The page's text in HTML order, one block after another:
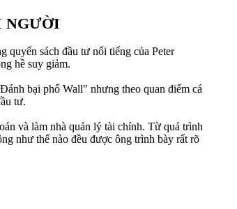
NGƯỜI
quyển sách đầu tư nổi tiếng của Peter
hề suy giảm.
bại phố Wall" nhưng theo quan điểm cá
tư.
và làm nhà quản lý tài chính. Từ quá trình
như thế nào đều được ông trình bày rất rõ